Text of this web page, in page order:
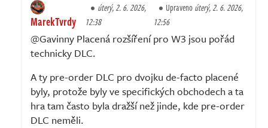
MarekTvrdy
úterý, 2. 6. 2026,
12:38
Upravenoúterý, 2. 6. 2026,
12:56
@Gavinny Placená rozšíření pro W3 jsou pořád
technicky DLC.
A ty pre-order DLC pro dvojku de-facto placené
byly, protože byly ve specifických obchodech a ta
hra tam často byla dražší než jinde, kde pre-order
DLC neměli.